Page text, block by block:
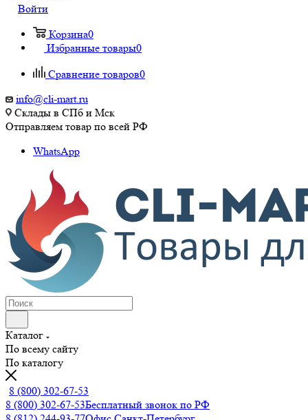
Войти
Корзина0
Избранные товары0
Сравнение товаров0
info@cli-mart.ru
Склады в СПб и Мск
Отправляем товар по всей РФ
WhatsApp
Каталог
По всему сайту
По каталогу
8 (800) 302-67-53
8 (800) 302-67-53Бесплатный звонок по РФ